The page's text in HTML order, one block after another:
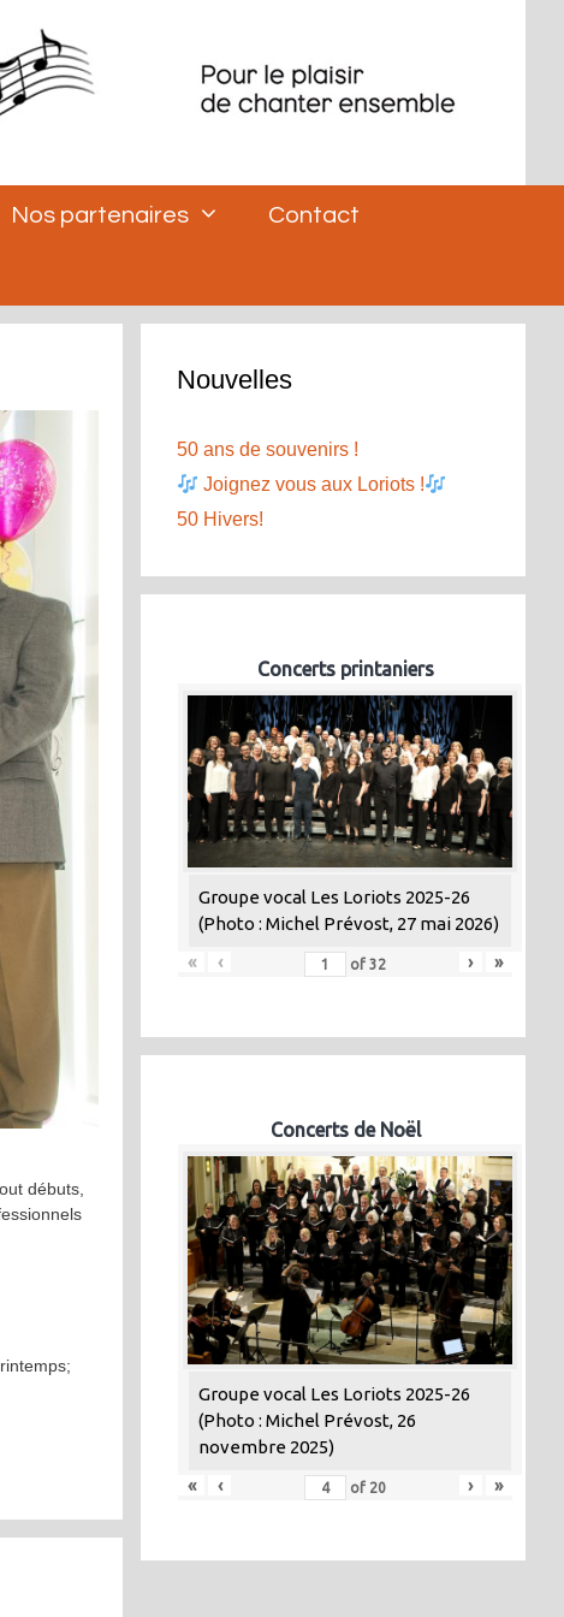
Nos partenaires Contact
débuts,
Nouvelles
50 ans de souvenirs !
Joignez vous aux Loriots !
50 Hivers!
Concerts printaniers
Groupe vocal Les Loriots 2025-26
(Photo : Michel Prévost, 27 mai 2026)
«
‹ of 32 › »
Concerts de Noël
Groupe vocal Les Loriots 2025-26
(Photo : Michel Prévost, 26
novembre 2025)
«
‹ of 20 › »